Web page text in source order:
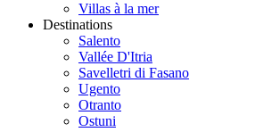
Villas à la mer
Destinations
Salento
Vallée D'Itria
Savelletri di Fasano
Ugento
Otranto
Ostuni